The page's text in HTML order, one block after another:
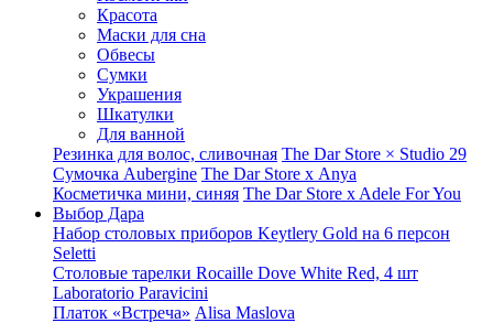
Красота
Маски для сна
Обвесы
Сумки
Украшения
Шкатулки
Для ванной
Резинка для волос, сливочная The Dar Store × Studio 29
Сумочка Aubergine The Dar Store x Anya
Косметичка мини, синяя The Dar Store x Adele For You
Выбор Дара
Набор столовых приборов Keytlery Gold на 6 персон
Seletti
Столовые тарелки Rocaille Dove White Red, 4 шт
Laboratorio Paravicini
Платок «Встреча» Alisa Maslova